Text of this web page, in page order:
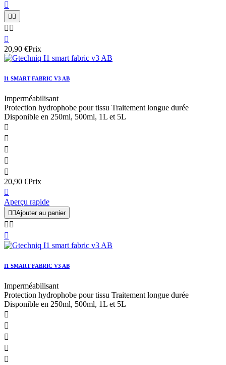

 
 

20,90 €Prix
I1 SMART FABRIC V3 AB
Imperméabilisant
Protection hydrophobe pour tissu Traitement longue durée
Disponible en 250ml, 500ml, 1L et 5L





20,90 €Prix

Aperçu rapide
 Ajouter au panier
 

I1 SMART FABRIC V3 AB
Imperméabilisant
Protection hydrophobe pour tissu Traitement longue durée
Disponible en 250ml, 500ml, 1L et 5L




